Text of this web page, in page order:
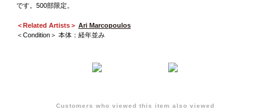
です。500部限定。
＜Related Artists＞ Ari Marcopoulos
＜Condition＞ 本体：経年並み
Customers who viewed this item also viewed